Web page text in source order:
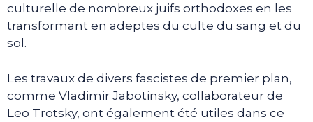
culturelle de nombreux juifs orthodoxes en les
transformant en adeptes du culte du sang et du
sol.
Les travaux de divers fascistes de premier plan,
comme Vladimir Jabotinsky, collaborateur de
Leo Trotsky, ont également été utiles dans ce